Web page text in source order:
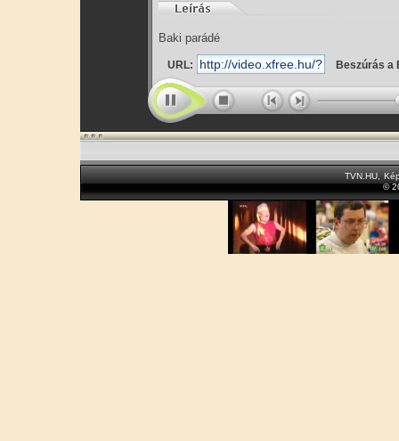
Baki parádé
URL: Beszúrás a
TVN.HU
©